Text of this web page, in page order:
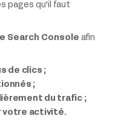
pages qu'il faut
Search Console afin
de clics ;
;
du trafic ;
votre activité.